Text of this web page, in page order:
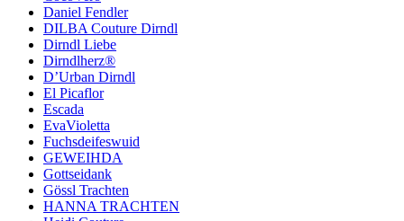
Daniel Fendler
DILBA Couture Dirndl
Dirndl Liebe
Dirndlherz®
D’Urban Dirndl
El Picaflor
Escada
EvaVioletta
Fuchsdeifeswuid
GEWEIHDA
Gottseidank
Gössl Trachten
HANNA TRACHTEN